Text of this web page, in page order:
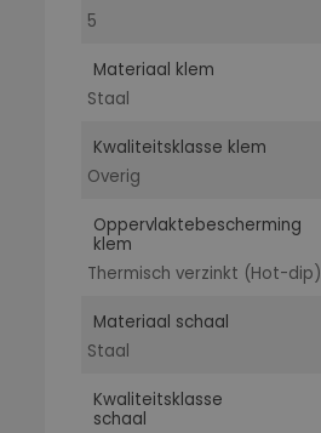
5
Materiaal klem
Staal
Kwaliteitsklasse klem
Overig
Oppervlaktebescherming
klem
Thermisch verzinkt (Hot-dip)
Materiaal schaal
Staal
Kwaliteitsklasse
schaal